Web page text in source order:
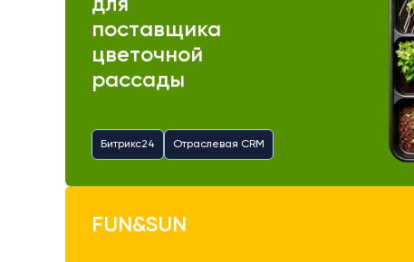
поставщика
цветочной
рассады
Битрикс24 Отраслевая CRM
FUN&SUN